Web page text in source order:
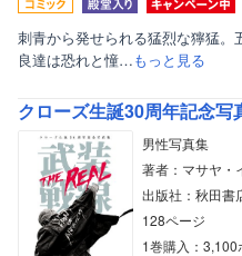
刺青から発せられる猛烈な獰猛
良達は恐れと憧…もっと見る
クローズ生誕30周年記念
男性写真集
著者：マサヤ・
出版社：秋田書
128ページ
1巻購入：3,100